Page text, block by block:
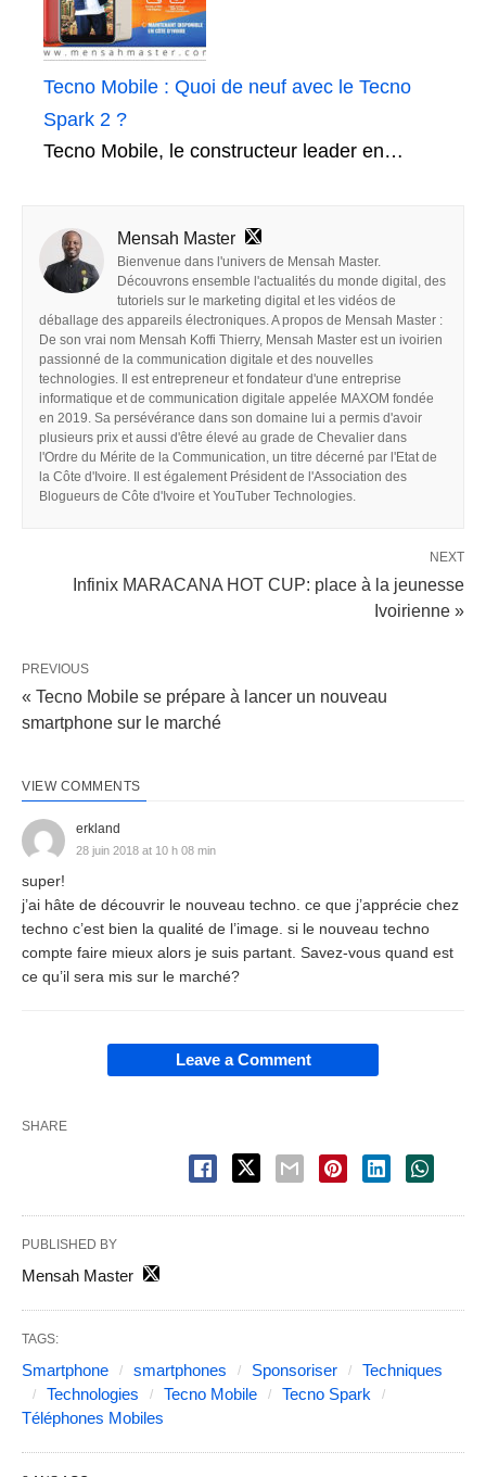
Tecno Mobile : Quoi de neuf avec le Tecno
Spark 2 ?
Tecno Mobile, le constructeur leader en…
Mensah Master
Bienvenue dans l'univers de Mensah Master.
Découvrons ensemble l'actualités du monde digital, des
tutoriels sur le marketing digital et les vidéos de
déballage des appareils électroniques. A propos de Mensah Master :
De son vrai nom Mensah Koffi Thierry, Mensah Master est un ivoirien
passionné de la communication digitale et des nouvelles
technologies. Il est entrepreneur et fondateur d'une entreprise
informatique et de communication digitale appelée MAXOM fondée
en 2019. Sa persévérance dans son domaine lui a permis d'avoir
plusieurs prix et aussi d'être élevé au grade de Chevalier dans
l'Ordre du Mérite de la Communication, un titre décerné par l'Etat de
la Côte d'Ivoire. Il est également Président de l'Association des
Blogueurs de Côte d'Ivoire et YouTuber Technologies.
NEXT
Infinix MARACANA HOT CUP: place à la jeunesse
Ivoirienne »
PREVIOUS
« Tecno Mobile se prépare à lancer un nouveau
smartphone sur le marché
VIEW COMMENTS
erkland
28 juin 2018 at 10 h 08 min
super!
j’ai hâte de découvrir le nouveau techno. ce que j’apprécie chez
techno c’est bien la qualité de l’image. si le nouveau techno
compte faire mieux alors je suis partant. Savez-vous quand est
ce qu’il sera mis sur le marché?
Leave a Comment
SHARE
PUBLISHED BY
Mensah Master
TAGS:
Smartphone smartphones Sponsoriser
Techniques
Technologies
Tecno Mobile
Tecno Spark
Téléphones Mobiles